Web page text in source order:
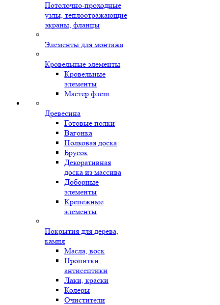
Потолочно-проходные
узлы, теплоотражающие
экраны, фланцы
Элементы для монтажа
Кровельные элементы
Кровельные
элементы
Мастер флеш
Древесина
Готовые полки
Вагонка
Полковая доска
Брусок
Декоративная
доска из массива
Доборные
элементы
Крепежные
элементы
Покрытия для дерева,
камня
Масла, воск
Пропитки,
антисептики
Лаки, краски
Колеры
Очистители